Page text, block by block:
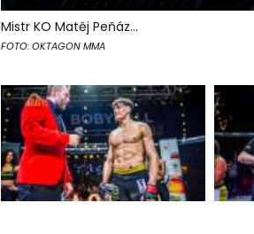
Mistr KO Matěj Peňáz...
FOTO: OKTAGON MMA